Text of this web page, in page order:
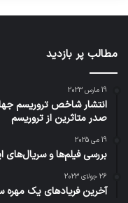
مطالب پر بازدید
19 مارس 2023
صدر متاثرین از تروریسم
19 می 2025
بررسی فیلم‌ها و
26 جولای 2023
آخرین فریادهای یک مهره